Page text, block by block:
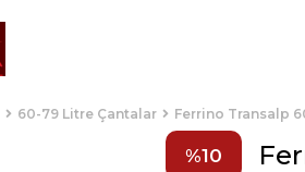
60-79 Litre Çantalar Ferrino Transalp
10